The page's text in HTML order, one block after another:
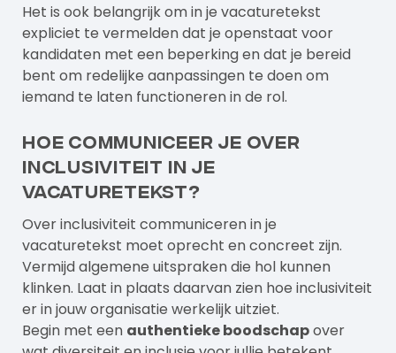
Het is ook belangrijk om in je vacaturetekst
expliciet te vermelden dat je openstaat voor
kandidaten met een beperking en dat je bereid
bent om redelijke aanpassingen te doen om
iemand te laten functioneren in de rol.
Hoe communiceer je over
inclusiviteit in je
vacaturetekst?
Over inclusiviteit communiceren in je
vacaturetekst moet oprecht en concreet zijn.
Vermijd algemene uitspraken die hol kunnen
klinken. Laat in plaats daarvan zien hoe inclusiviteit
er in jouw organisatie werkelijk uitziet.
Begin met een authentieke boodschapover